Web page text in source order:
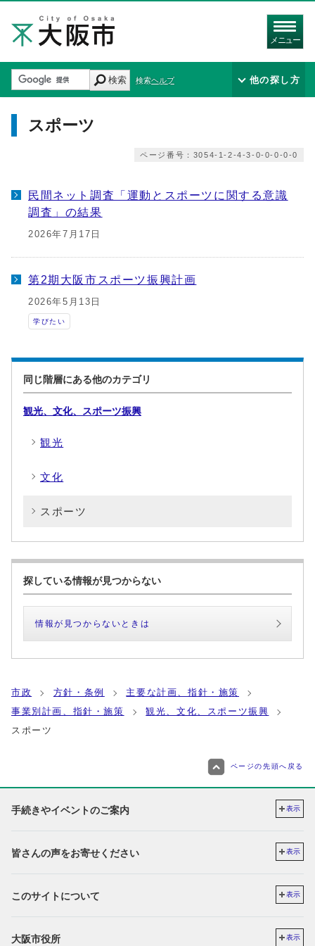
メニュー
検索 検索ヘルプ 他の探し方
スポーツ
ページ番号：3054-1-2-4-3-0-0-0-0-0
民間ネット調査「運動とスポーツに関する意識
調査」の結果
2026年7月17日
第2期大阪市スポーツ振興計画
2026年5月13日
学びたい
同じ階層にある他のカテゴリ
観光、文化、スポーツ振興
観光
文化
スポーツ
探している情報が見つからない
情報が見つからないときは
市政 方針・条例
主要な計画、指針・施策
事業別計画、指針・施策
観光、文化、スポーツ振興
スポーツ
ページの先頭へ戻る
手続きやイベントのご案内 表示
皆さんの声をお寄せください 表示
このサイトについて 表示
大阪市役所 表示